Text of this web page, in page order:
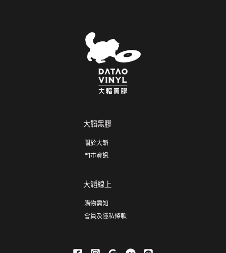
大韜黑膠
關於大韜
門市資訊
大韜線上
購物需知
會員及隱私條款